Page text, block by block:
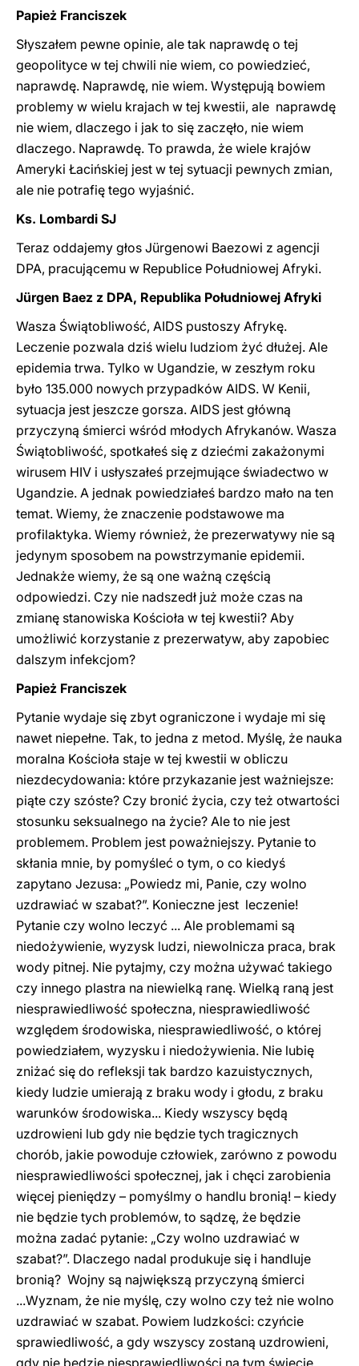
Papież Franciszek
Słyszałem pewne opinie, ale tak naprawdę o tej
geopolityce w tej chwili nie wiem, co powiedzieć,
naprawdę. Naprawdę, nie wiem. Występują bowiem
problemy w wielu krajach w tej kwestii, ale naprawdę
nie wiem, dlaczego i jak to się zaczęło, nie wiem
dlaczego. Naprawdę. To prawda, że wiele krajów
Ameryki Łacińskiej jest w tej sytuacji pewnych zmian,
ale nie potrafię tego wyjaśnić.
Ks. Lombardi SJ
Teraz oddajemy głos Jürgenowi Baezowi z agencji
DPA, pracującemu w Republice Południowej Afryki.
Jürgen Baez z DPA, Republika Południowej Afryki
Wasza Świątobliwość, AIDS pustoszy Afrykę.
Leczenie pozwala dziś wielu ludziom żyć dłużej. Ale
epidemia trwa. Tylko w Ugandzie, w zeszłym roku
było 135.000 nowych przypadków AIDS. W Kenii,
sytuacja jest jeszcze gorsza. AIDS jest główną
przyczyną śmierci wśród młodych Afrykanów. Wasza
Świątobliwość, spotkałeś się z dziećmi zakażonymi
wirusem HIV i usłyszałeś przejmujące świadectwo w
Ugandzie. A jednak powiedziałeś bardzo mało na ten
temat. Wiemy, że znaczenie podstawowe ma
profilaktyka. Wiemy również, że prezerwatywy nie są
jedynym sposobem na powstrzymanie epidemii.
Jednakże wiemy, że są one ważną częścią
odpowiedzi. Czy nie nadszedł już może czas na
zmianę stanowiska Kościoła w tej kwestii? Aby
umożliwić korzystanie z prezerwatyw, aby zapobiec
dalszym infekcjom?
Papież Franciszek
Pytanie wydaje się zbyt ograniczone i wydaje mi się
nawet niepełne. Tak, to jedna z metod. Myślę, że nauka
moralna Kościoła staje w tej kwestii w obliczu
niezdecydowania: które przykazanie jest ważniejsze:
piąte czy szóste? Czy bronić życia, czy też otwartości
stosunku seksualnego na życie? Ale to nie jest
problemem. Problem jest poważniejszy. Pytanie to
skłania mnie, by po​​myśleć o tym, o co kiedyś
zapytano Jezusa: „Powiedz mi, Panie, czy wolno
uzdrawiać w szabat?”. Konieczne jest leczenie!
Pytanie czy wolno leczyć ... Ale problemami są
niedożywienie, wyzysk ludzi, niewolnicza praca, brak
wody pitnej. Nie pytajmy, czy można używać takiego
czy innego plastra na niewielką ranę. Wielką raną jest
niesprawiedliwość społeczna, niesprawiedliwość
względem środowiska, niesprawiedliwość, o której
powiedziałem, wyzysku i niedożywienia. Nie lubię
zniżać się do refleksji tak bardzo kazuistycznych,
kiedy ludzie umierają z braku wody i głodu, z braku
warunków środowiska... Kiedy wszyscy będą
uzdrowieni lub gdy nie będzie tych tragicznych
chorób, jakie powoduje człowiek, zarówno z powodu
niesprawiedliwości społecznej, jak i chęci zarobienia
więcej pieniędzy – pomyślmy o handlu bronią! – kiedy
nie będzie tych problemów, to sądzę, że będzie
można zadać pytanie: „Czy wolno uzdrawiać w
szabat?”. Dlaczego nadal produkuje się i handluje
bronią? Wojny są największą przyczyną śmierci
...Wyznam, że nie myślę, czy wolno czy też nie wolno
uzdrawiać w szabat. Powiem ludzkości: czyńcie
sprawiedliwość, a gdy wszyscy zostaną uzdrowieni,
gdy nie będzie niesprawiedliwości na tym świecie,